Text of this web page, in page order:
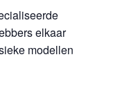
elkaar
modellen